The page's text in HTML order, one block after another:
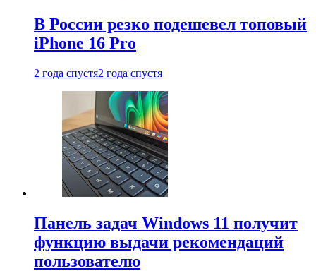
В России резко подешевел топовый
iPhone 16 Pro
2 года спустя2 года спустя
Панель задач Windows 11 получит
функцию выдачи рекомендаций
пользователю